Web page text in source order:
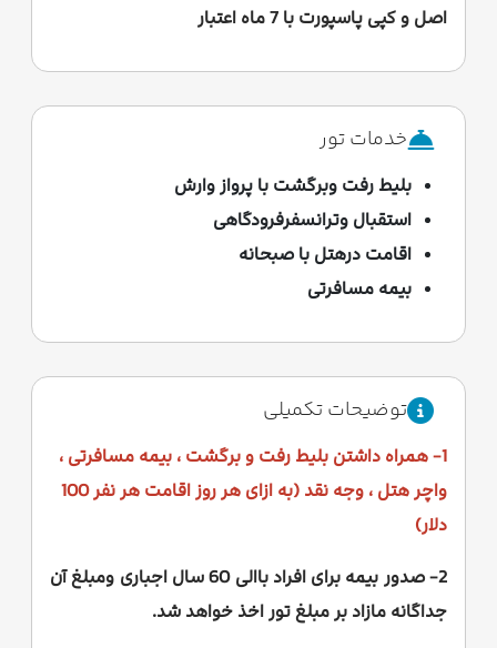
اصل و کپی پاسپورت با 7 ماه اعتبار
خدمات تور
بلیط رفت وبرگشت با پرواز وارش
استقبال وترانسفرفرودگاهی
اقامت درهتل با صبحانه
بیمه مسافرتی
توضیحات تکمیلی
1- همراه داشتن بلیط رفت و برگشت ، بیمه مسافرتی ،
واچر هتل ، وجه نقد (به ازای هر روز اقامت هر نفر 100
دلار)
2- صدور بیمه برای افراد باالی 60 سال اجباری ومبلغ آن
جداگانه مازاد بر مبلغ تور اخذ خواهد شد.